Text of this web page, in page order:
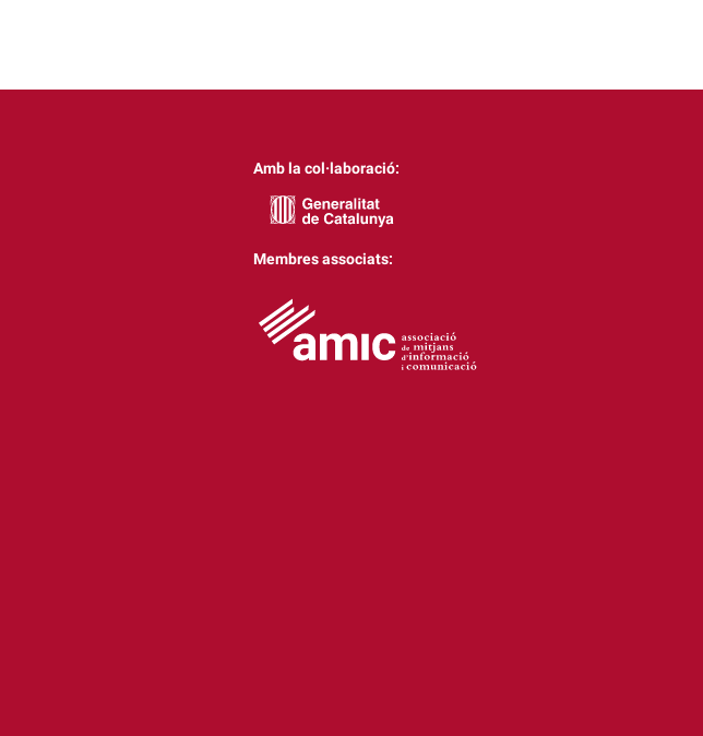
Amb la col·laboració:
Membres associats: